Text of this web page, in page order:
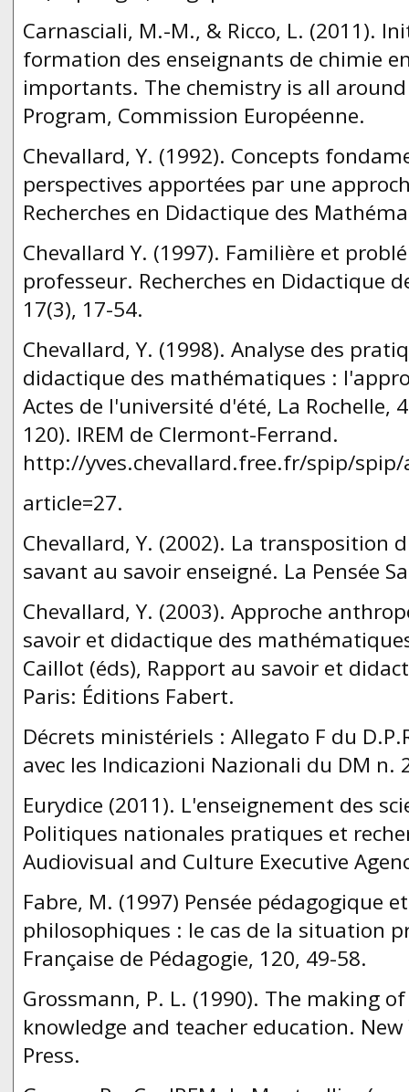
Carnasciali, M.-M., & Ricco, L. (2011).
formation des enseignants de chimie
importants. The chemistry is all
Program, Commission Européenne.
Chevallard, Y. (1992). Concepts
perspectives apportées par une
Recherches en Didactique des
Chevallard Y. (1997). Familière et
professeur. Recherches en Didactique
17(3), 17-54.
Chevallard, Y. (1998). Analyse des
didactique des mathématiques :
Actes de l'université d'été, La Rochelle,
120). IREM de Clermont-Ferrand.
http://yves.chevallard.free.fr/spip/spip/
article=27.
Chevallard, Y. (2002). La transposition
savant au savoir enseigné. La Pensée
Chevallard, Y. (2003). Approche
savoir et didactique des
Caillot (éds), Rapport au savoir et
Paris: Éditions Fabert.
Décrets ministériels : Allegato F du
avec les Indicazioni Nazionali du DM n.
Eurydice (2011). L'enseignement des
Politiques nationales pratiques et
Audiovisual and Culture Executive
Fabre, M. (1997) Pensée pédagogique
philosophiques : le cas de la situation
Française de Pédagogie, 120, 49-58.
Grossmann, P. L. (1990). The making
knowledge and teacher education. New
Press.